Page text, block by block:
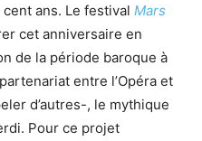
cent ans. Le festival Mars
cet anniversaire en
de la période baroque à
entre l’Opéra et
d’autres-, le mythique
Pour ce projet